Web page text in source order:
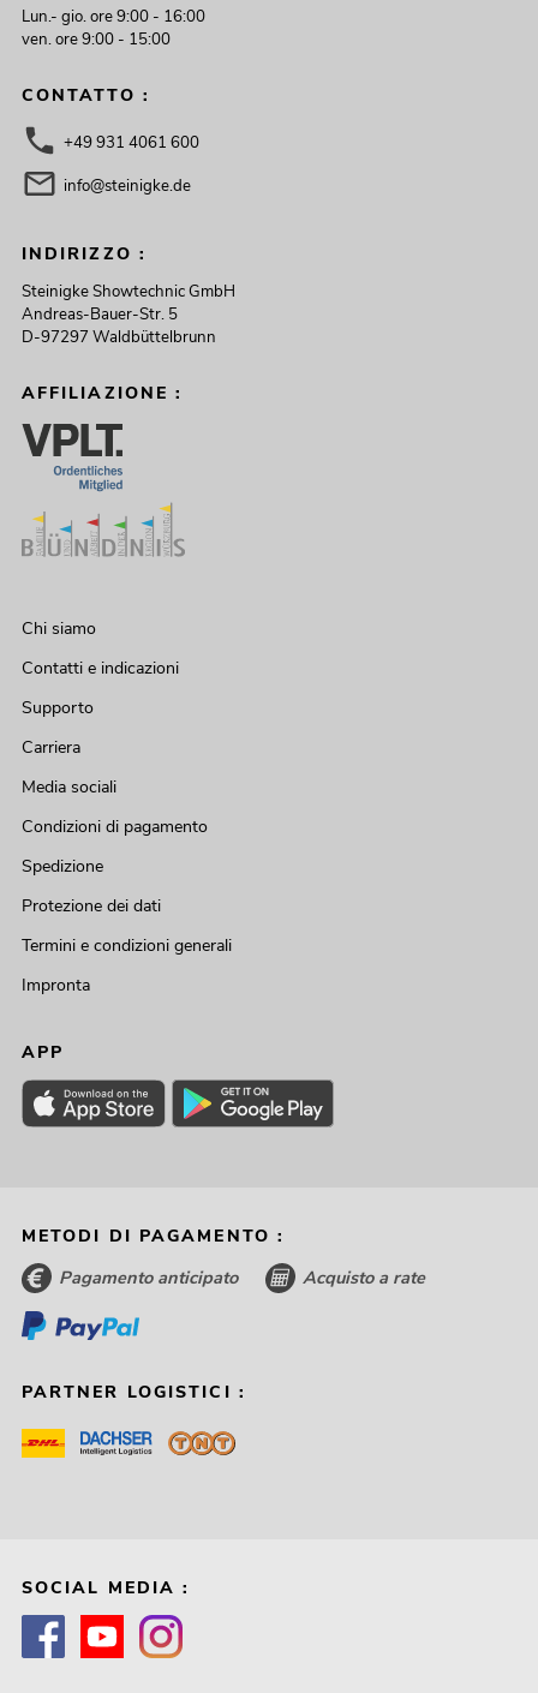
Lun.- gio. ore 9:00 - 16:00
ven. ore 9:00 - 15:00
CONTATTO :
+49 931 4061 600
info@steinigke.de
INDIRIZZO :
Steinigke Showtechnic GmbH
Andreas-Bauer-Str. 5
D-97297 Waldbüttelbrunn
AFFILIAZIONE :
Chi siamo
Contatti e indicazioni
Supporto
Carriera
Media sociali
Condizioni di pagamento
Spedizione
Protezione dei dati
Termini e condizioni generali
Impronta
APP
METODI DI PAGAMENTO :
Pagamento anticipato Acquisto a rate
PARTNER LOGISTICI :
SOCIAL MEDIA :